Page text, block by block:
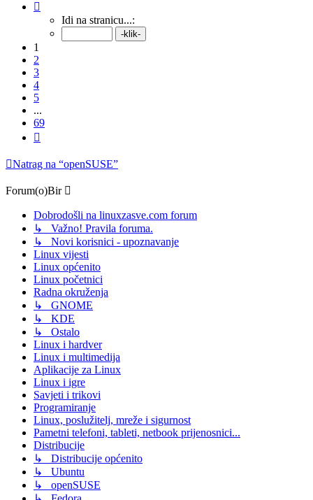
69 .Idi na stranicu...:
1
2
3
4
5
...
69
Natrag na “openSUSE”
Forum(o)Bir
Dobrodošli na linuxzasve.com forum
↳ Važno! Pravila foruma.
↳ Novi korisnici - upoznavanje
Linux vijesti
Linux općenito
Linux početnici
Radna okruženja
↳ GNOME
↳ KDE
↳ Ostalo
Linux i hardver
Linux i multimedija
Aplikacije za Linux
Linux i igre
Savjeti i trikovi
Programiranje
Linux, poslužitelj, mreže i sigurnost
Pametni telefoni, tableti, netbook prijenosnici...
Distribucije
↳ Distribucije općenito
↳ Ubuntu
↳ openSUSE